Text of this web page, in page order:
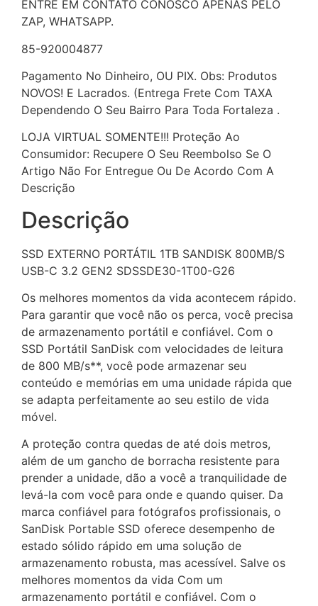
ENTRE EM CONTATO CONOSCO APENAS PELO
ZAP, WHATSAPP.
85-920004877
Pagamento No Dinheiro, OU PIX. Obs: Produtos
NOVOS! E Lacrados. (Entrega Frete Com TAXA
Dependendo O Seu Bairro Para Toda Fortaleza .
LOJA VIRTUAL SOMENTE!!! Proteção Ao
Consumidor: Recupere O Seu Reembolso Se O
Artigo Não For Entregue Ou De Acordo Com A
Descrição
Descrição
SSD EXTERNO PORTÁTIL 1TB SANDISK 800MB/S
USB-C 3.2 GEN2 SDSSDE30-1T00-G26
Os melhores momentos da vida acontecem rápido.
Para garantir que você não os perca, você precisa
de armazenamento portátil e confiável. Com o
SSD Portátil SanDisk com velocidades de leitura
de 800 MB/s**, você pode armazenar seu
conteúdo e memórias em uma unidade rápida que
se adapta perfeitamente ao seu estilo de vida
móvel.
A proteção contra quedas de até dois metros,
além de um gancho de borracha resistente para
prender a unidade, dão a você a tranquilidade de
levá-la com você para onde e quando quiser. Da
marca confiável para fotógrafos profissionais, o
SanDisk Portable SSD oferece desempenho de
estado sólido rápido em uma solução de
armazenamento robusta, mas acessível. Salve os
melhores momentos da vida Com um
armazenamento portátil e confiável. Com o